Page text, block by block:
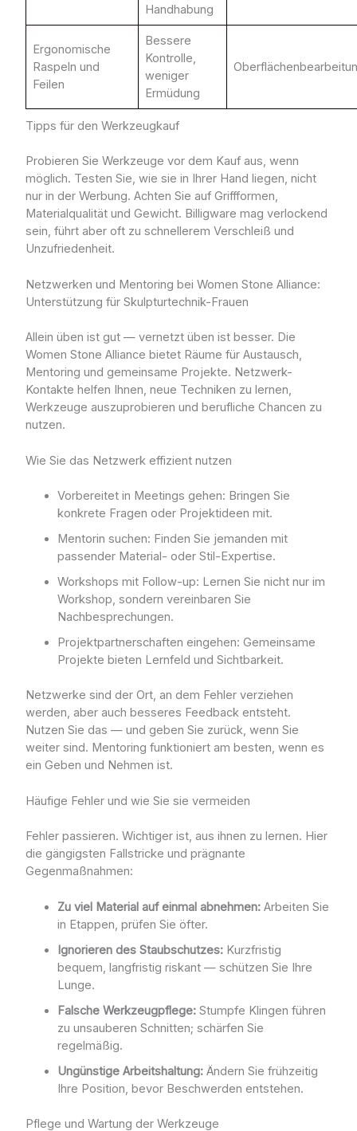
Handhabung
Ergonomische
Raspeln und
Feilen
Bessere
Kontrolle,
weniger
Ermüdung
Tipps für den Werkzeugkauf
Probieren Sie Werkzeuge vor dem Kauf aus, wenn
möglich. Testen Sie, wie sie in Ihrer Hand liegen, nicht
nur in der Werbung. Achten Sie auf Griffformen,
Materialqualität und Gewicht. Billigware mag verlockend
sein, führt aber oft zu schnellerem Verschleiß und
Unzufriedenheit.
Netzwerken und Mentoring bei Women Stone Alliance:
Unterstützung für Skulpturtechnik-Frauen
Allein üben ist gut — vernetzt üben ist besser. Die
Women Stone Alliance bietet Räume für Austausch,
Mentoring und gemeinsame Projekte. Netzwerk-
Kontakte helfen Ihnen, neue Techniken zu lernen,
Werkzeuge auszuprobieren und berufliche Chancen zu
nutzen.
Wie Sie das Netzwerk effizient nutzen
Vorbereitet in Meetings gehen: Bringen Sie
konkrete Fragen oder Projektideen mit.
Mentorin suchen: Finden Sie jemanden mit
passender Material- oder Stil-Expertise.
Workshops mit Follow-up: Lernen Sie nicht nur im
Workshop, sondern vereinbaren Sie
Nachbesprechungen.
Projektpartnerschaften eingehen: Gemeinsame
Projekte bieten Lernfeld und Sichtbarkeit.
Netzwerke sind der Ort, an dem Fehler verziehen
werden, aber auch besseres Feedback entsteht.
Nutzen Sie das — und geben Sie zurück, wenn Sie
weiter sind. Mentoring funktioniert am besten, wenn es
ein Geben und Nehmen ist.
Häufige Fehler und wie Sie sie vermeiden
Fehler passieren. Wichtiger ist, aus ihnen zu lernen. Hier
die gängigsten Fallstricke und prägnante
Gegenmaßnahmen:
Zu viel Material auf einmal abnehmen:Arbeiten Sie
in Etappen, prüfen Sie öfter.
Ignorieren des Staubschutzes:Kurzfristig
bequem, langfristig riskant — schützen Sie Ihre
Lunge.
Falsche Werkzeugpflege:Stumpfe Klingen führen
zu unsauberen Schnitten; schärfen Sie
regelmäßig.
Ungünstige Arbeitshaltung:Ändern Sie frühzeitig
Ihre Position, bevor Beschwerden entstehen.
Pflege und Wartung der Werkzeuge